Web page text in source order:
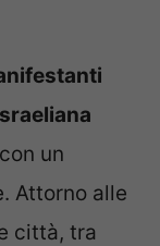
un
Attorno alle
città, tra